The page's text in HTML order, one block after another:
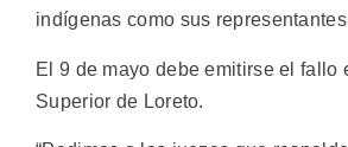
indígenas como sus
El 9 de mayo debe emitirse el fallo
Superior de Loreto.